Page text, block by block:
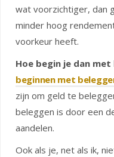
wat voorzichtiger, dan
minder hoog
voorkeur heeft.
Hoe begin je dan met
beginnen met
zijn om geld te
beleggen is door een
aandelen.
Ook als je, net als ik,